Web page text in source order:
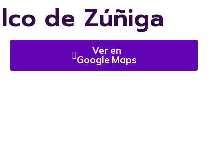
de Zúñiga
Ver en
Google Maps